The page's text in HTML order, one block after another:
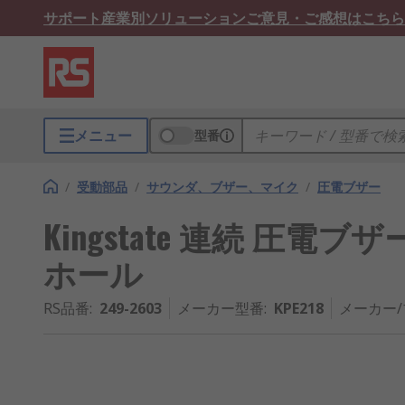
サポート産業別ソリューションご意見・ご感想はこちら
メニュー 型番
/ 受動部品 / サウンダ、ブザー、マイク / 圧電ブザー
Kingstate 連続 圧電ブザ
ホール
RS品番: 249-2603 メーカー型番: KPE218 メーカー